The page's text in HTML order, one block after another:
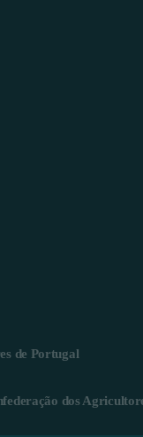
de Portugal
dos